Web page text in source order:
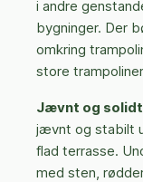
i andre
bygninger. Der
omkring
store
Jævnt og
jævnt og stabilt
flad terrasse.
med sten,